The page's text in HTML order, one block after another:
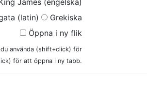
(latin)
Grekiska
Öppna i ny flik
använda (shift+click) för
för att öppna i ny tabb.